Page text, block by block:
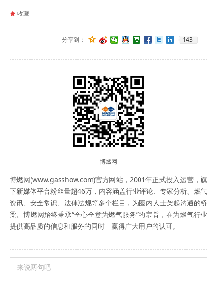
分享到： 143
끄 收藏
博燃网
博燃网(www.gasshow.com)官方网站，2001年正式投入运营，旗
下新媒体平台粉丝量超46万，内容涵盖行业评论、专家分析、燃气
资讯、安全常识、法律法规等多个栏目，为圈内人士架起沟通的桥
梁。博燃网始终秉承“全心全意为燃气服务”的宗旨，在为燃气行业
提供高品质的信息和服务的同时，赢得广大用户的认可。